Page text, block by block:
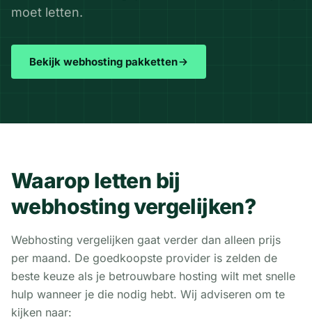
moet letten.
Bekijk webhosting pakketten
Waarop letten bij
webhosting vergelijken?
Webhosting vergelijken gaat verder dan alleen prijs
per maand. De goedkoopste provider is zelden de
beste keuze als je betrouwbare hosting wilt met snelle
hulp wanneer je die nodig hebt. Wij adviseren om te
kijken naar: